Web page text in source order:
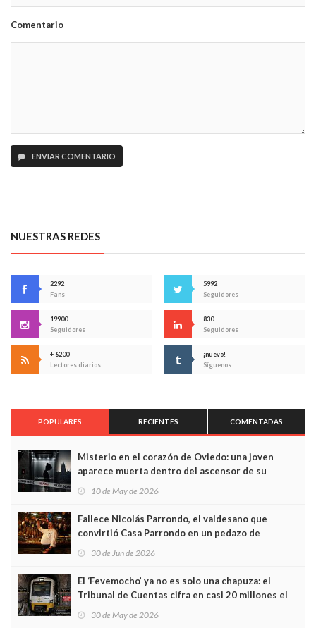
Comentario
ENVIAR COMENTARIO
NUESTRAS REDES
2292
Fans
5992
Seguidores
19900
Seguidores
830
Seguidores
+ 6200
Lectores diarios
¡nuevo!
Síguenos
POPULARES RECIENTES COMENTADAS
Misterio en el corazón de Oviedo: una joven
aparece muerta dentro del ascensor de su
edificio y las cámaras captan sus últimos minutos
10 de May de 2026
Fallece Nicolás Parrondo, el valdesano que
convirtió Casa Parrondo en un pedazo de
Asturias en Madrid
30 de Jun de 2026
El ‘Fevemocho’ ya no es solo una chapuza: el
Tribunal de Cuentas cifra en casi 20 millones el
sobrecoste de los trenes que no cabían por los
30 de May de 2026